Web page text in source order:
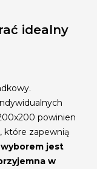
idealny
powinien
które zapewnią
jest
w